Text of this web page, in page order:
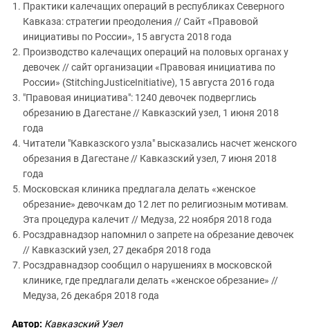
Практики калечащих операций в республиках Северного
Кавказа: стратегии преодоления // Сайт «Правовой
инициативы по России», 15 августа 2018 года
Производство калечащих операций на половых органах у
девочек // сайт организации «Правовая инициатива по
России» (StitchingJusticeInitiative), 15 августа 2016 года
"Правовая инициатива": 1240 девочек подверглись
обрезанию в Дагестане // Кавказский узел, 1 июня 2018
года
Читатели "Кавказского узла" высказались насчет женского
обрезания в Дагестане // Кавказский узел, 7 июня 2018
года
Московская клиника предлагала делать «женское
обрезание» девочкам до 12 лет по религиозным мотивам.
Эта процедура калечит // Медуза, 22 ноября 2018 года
Росздравнадзор напомнил о запрете на обрезание девочек
// Кавказский узел, 27 декабря 2018 года
Росздравнадзор сообщил о нарушениях в московской
клинике, где предлагали делать «женское обрезание» //
Медуза, 26 декабря 2018 года
Автор: Кавказский Узел